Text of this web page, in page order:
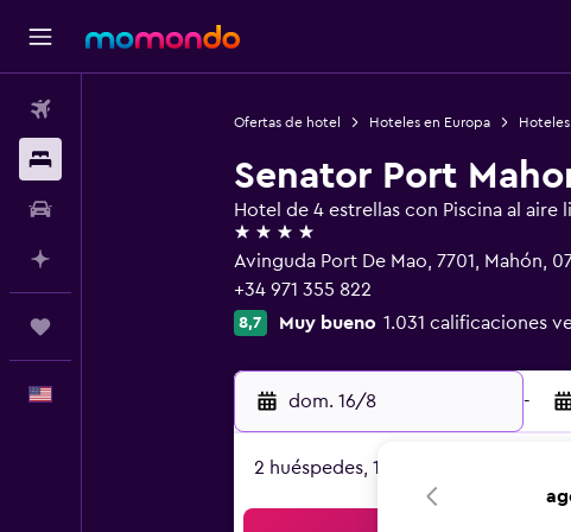
Ofertas de hotel Hoteles en Europa Hoteles
Senator Port
Hotel de 4 estrellas con Piscina al aire
4 estrellas
Avinguda Port De Mao, 7701, Mahón,
+34 971 355 822
8,7 Muy bueno 1.031 calificaciones
dom. 16/8 -
2 huéspedes, 1 habitación